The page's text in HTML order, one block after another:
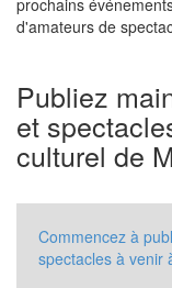
d'amateurs de
Publiez
et
culturel de
Commencez à
spectacles à venir